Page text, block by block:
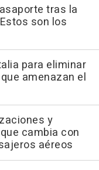
tras la
son los
para eliminar
amenazan el
y
cambia con
aéreos